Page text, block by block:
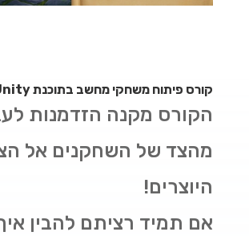
קורס פיתוח משחקי מחשב בתוכנת
הקורס מקנה הזדמנות
מהצד של השחקנים אל
היוצרים!
אם תמיד רציתם להבין